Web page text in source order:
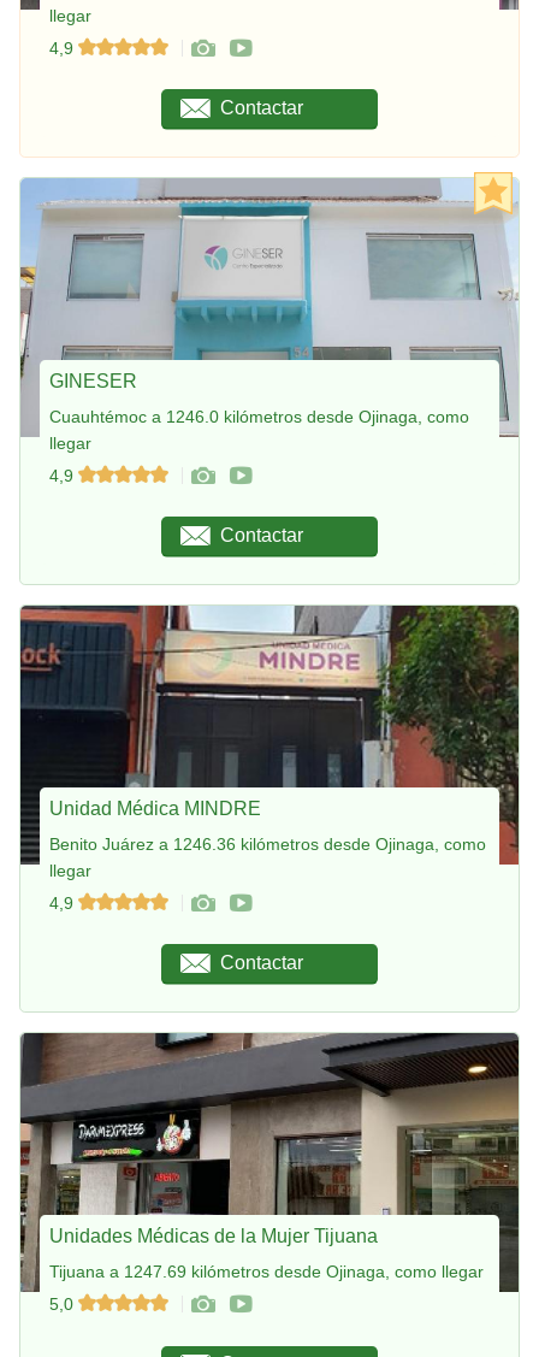
llegar
4,9
Contactar
GINESER
Cuauhtémoc a 1246.0 kilómetros desde Ojinaga, como
llegar
4,9
Contactar
Unidad Médica MINDRE
Benito Juárez a 1246.36 kilómetros desde Ojinaga, como
llegar
4,9
Contactar
Unidades Médicas de la Mujer Tijuana
Tijuana a 1247.69 kilómetros desde Ojinaga, como llegar
5,0